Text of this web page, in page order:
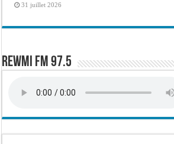
31 juillet 2026
Rewmi FM 97.5